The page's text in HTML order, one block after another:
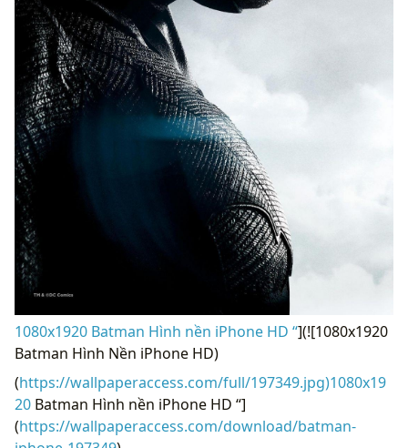
1080x1920 Batman Hình nền iPhone HD “](![1080x1920
Batman Hình Nền iPhone HD)
(https://wallpaperaccess.com/full/197349.jpg)1080x19
20 Batman Hình nền iPhone HD “]
(https://wallpaperaccess.com/download/batman-